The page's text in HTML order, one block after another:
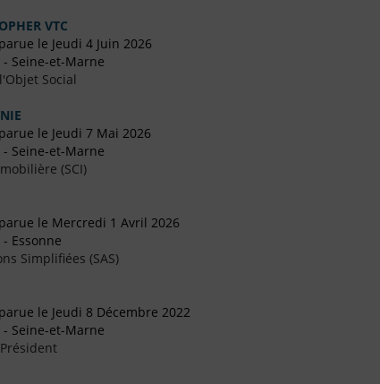
VTC
le Jeudi 4 Juin 2026
Seine-et-Marne
Social
le Jeudi 7 Mai 2026
Seine-et-Marne
(SCI)
le Mercredi 1 Avril 2026
Essonne
Simplifiées (SAS)
le Jeudi 8 Décembre 2022
Seine-et-Marne